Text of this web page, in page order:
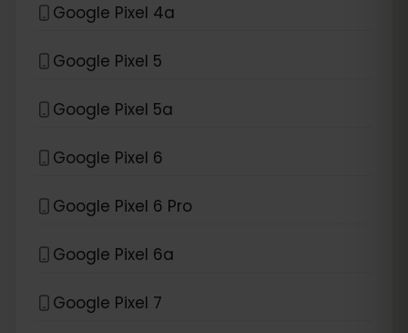
Google Pixel 4a
Google Pixel 5
Google Pixel 5a
Google Pixel 6
Google Pixel 6 Pro
Google Pixel 6a
Google Pixel 7